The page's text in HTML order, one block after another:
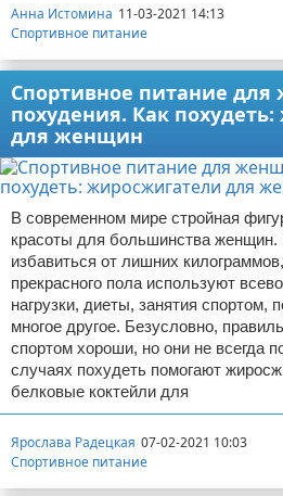
Анна Истомина 11-03-2021 14:13
Спортивное питание
Спортивное питание
похудения. Как
для женщин
В современном мире стройная
красоты для большинства женщин.
избавиться от лишних
прекрасного пола используют
нагрузки, диеты, занятия спортом,
многое другое. Безусловно,
спортом хороши, но они не всегда
случаях похудеть помогают
белковые коктейли для
Ярослава Радецкая 07-02-2021 10:03
Спортивное питание